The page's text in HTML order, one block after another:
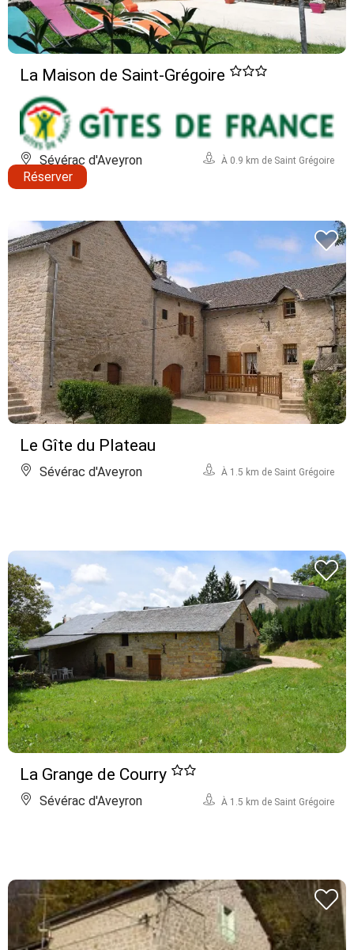
La Maison de Saint-Grégoire
Sévérac d'Aveyron À 0.9 km de Saint Grégoire
Réserver
Le Gîte du Plateau
Sévérac d'Aveyron À 1.5 km de Saint Grégoire
La Grange de Courry
Sévérac d'Aveyron À 1.5 km de Saint Grégoire